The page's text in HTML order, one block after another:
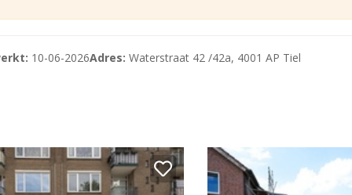
10-06-2026Adres: Waterstraat 42 /42a, 4001 AP Tiel